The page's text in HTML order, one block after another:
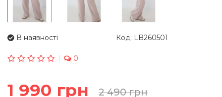
В наявності Код: LB260501
0
1 990 грн 2 490 грн